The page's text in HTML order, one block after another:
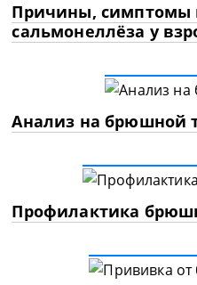
Причины, симптомы
сальмонеллёза у
Анализ на брюшной
Профилактика